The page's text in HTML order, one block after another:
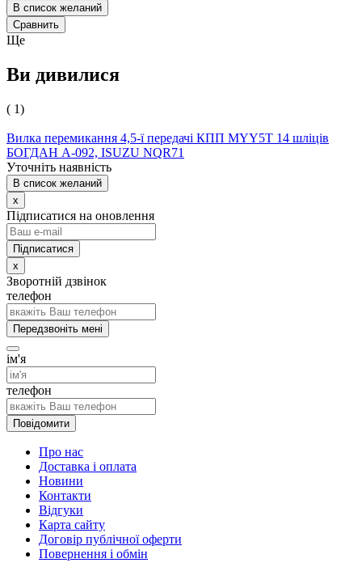
В список желаний
Сравнить
Ще
Ви дивилися
( 1)
Вилка перемикання 4,5-ї передачі КПП MYY5T 14 шліців
БОГДАН А-092, ISUZU NQR71
Уточніть наявність
В список желаний
x
Підписатися на оновлення
x
Зворотній дзвінок
телефон
Передзвоніть мені
ім'я
телефон
Повідомити
Про нас
Доставка і оплата
Новини
Контакти
Відгуки
Карта сайту
Договір публічної оферти
Повернення і обмін